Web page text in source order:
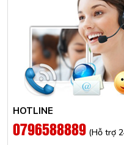
HOTLINE
0796588889 (Hỗ trợ